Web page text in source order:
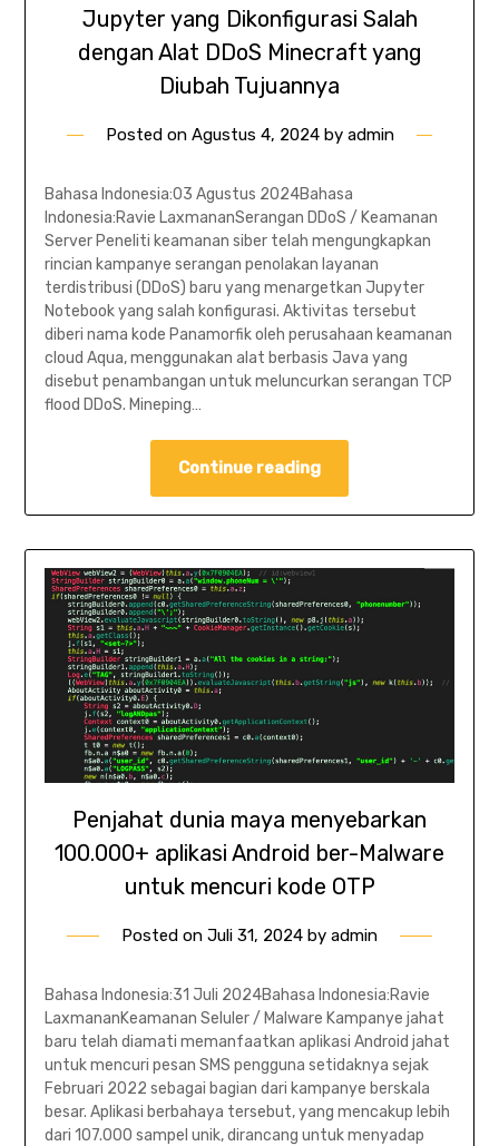
Jupyter yang Dikonfigurasi Salah
dengan Alat DDoS Minecraft yang
Diubah Tujuannya
Posted on Agustus 4, 2024by admin
Bahasa Indonesia:03 Agustus 2024Bahasa
Indonesia:Ravie LaxmananSerangan DDoS / Keamanan
Server Peneliti keamanan siber telah mengungkapkan
rincian kampanye serangan penolakan layanan
terdistribusi (DDoS) baru yang menargetkan Jupyter
Notebook yang salah konfigurasi. Aktivitas tersebut
diberi nama kode Panamorfik oleh perusahaan keamanan
cloud Aqua, menggunakan alat berbasis Java yang
disebut penambangan untuk meluncurkan serangan TCP
flood DDoS. Mineping…
Continue reading
Penjahat dunia maya menyebarkan
100.000+ aplikasi Android ber-Malware
untuk mencuri kode OTP
Posted on Juli 31, 2024 by admin
Bahasa Indonesia:31 Juli 2024Bahasa Indonesia:Ravie
LaxmananKeamanan Seluler / Malware Kampanye jahat
baru telah diamati memanfaatkan aplikasi Android jahat
untuk mencuri pesan SMS pengguna setidaknya sejak
Februari 2022 sebagai bagian dari kampanye berskala
besar. Aplikasi berbahaya tersebut, yang mencakup lebih
dari 107.000 sampel unik, dirancang untuk menyadap